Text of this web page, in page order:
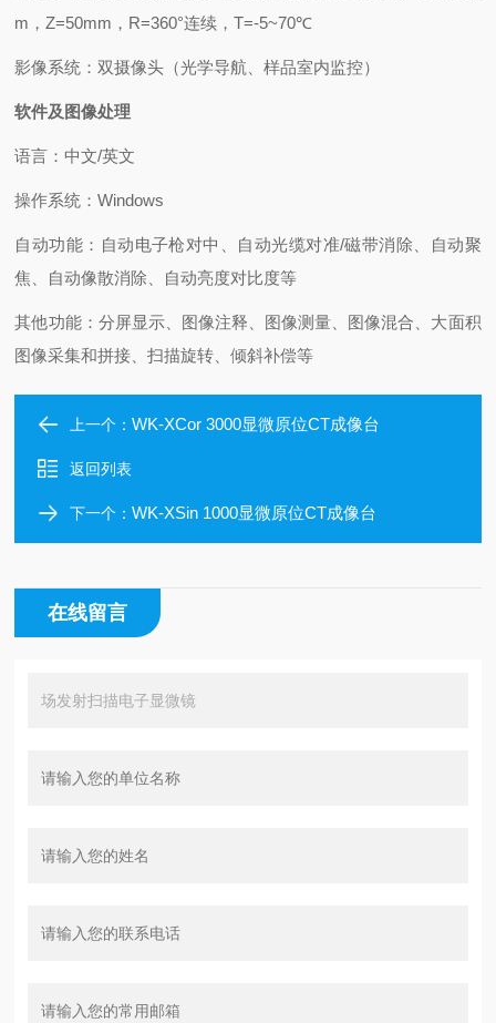
m，Z=50mm，R=360°连续，T=-5~70℃
影像系统：双摄像头（光学导航、样品室内监控）
软件及图像处理
语言：中文/英文
操作系统：Windows
自动功能：自动电子枪对中、自动光缆对准/磁带消除、自动聚
焦、自动像散消除、自动亮度对比度等
其他功能：分屏显示、图像注释、图像测量、图像混合、大面积
图像采集和拼接、扫描旋转、倾斜补偿等
上一个：WK-XCor 3000显微原位CT成像台
返回列表
下一个：WK-XSin 1000显微原位CT成像台
在线留言